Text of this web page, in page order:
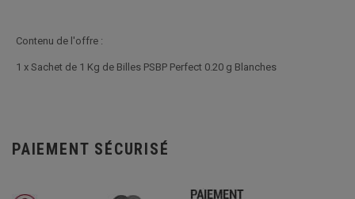
Contenu de l'offre :
1 x Sachet de 1 Kg de Billes PSBP Perfect 0.20 g Blanches
PAIEMENT SÉCURISÉ